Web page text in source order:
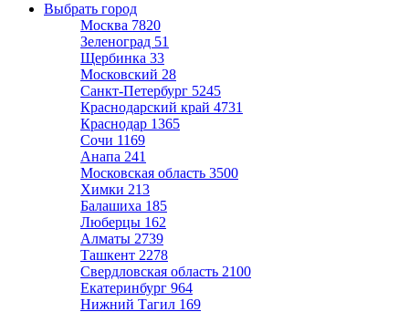
Выбрать город
Москва 7820
Зеленоград 51
Щербинка 33
Московский 28
Санкт-Петербург 5245
Краснодарский край 4731
Краснодар 1365
Сочи 1169
Анапа 241
Московская область 3500
Химки 213
Балашиха 185
Люберцы 162
Алматы 2739
Ташкент 2278
Свердловская область 2100
Екатеринбург 964
Нижний Тагил 169